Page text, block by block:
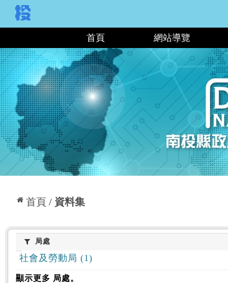
首頁 網站導覽
首頁 資料集
:::
局處局處
社會及勞動局 (1)
顯示更多 局處。